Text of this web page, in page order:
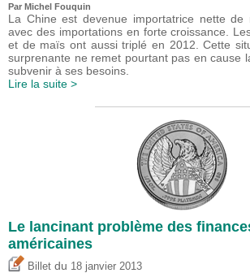
Par Michel Fouquin
La Chine est devenue importatrice nette
avec des importations en forte croissance.
et de maïs ont aussi triplé en 2012. Cette
surprenante ne remet pourtant pas en cause
subvenir à ses besoins.
Lire la suite >
Le lancinant problème des
américaines
Billet du 18 janvier 2013